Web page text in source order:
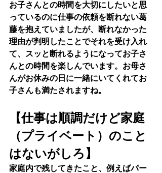
お子さんとの時間を大切にしたいと思
っているのに仕事の依頼を断れない葛
藤を抱えていましたが、断れなかった
理由が判明したことでそれを受け入れ
て、スッと断れるようになってお子さ
んとの時間を楽しんでいます。お母さ
んがお休みの日に一緒にいてくれてお
子さんも満たされますね。
【仕事は順調だけど家庭
（プライベート）のこと
はないがしろ】
家庭内で残してきたこと、例えばパー